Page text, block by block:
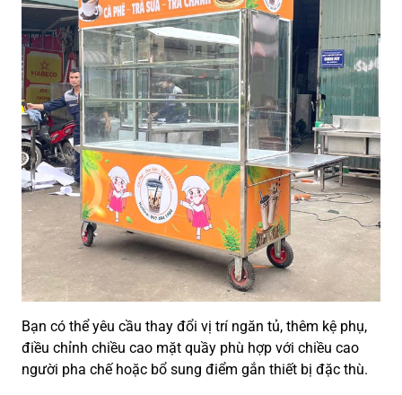
Bạn có thể yêu cầu thay đổi vị trí ngăn tủ, thêm kệ phụ,
điều chỉnh chiều cao mặt quầy phù hợp với chiều cao
người pha chế hoặc bổ sung điểm gắn thiết bị đặc thù.